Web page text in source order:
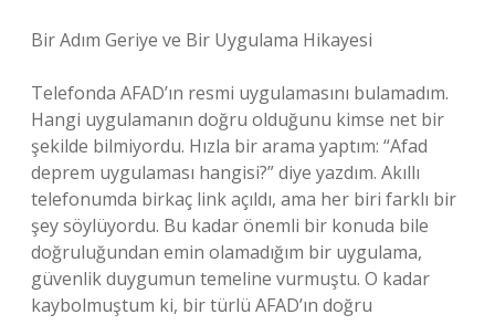
Bir Adım Geriye ve Bir Uygulama Hikayesi
Telefonda AFAD’ın resmi uygulamasını bulamadım.
Hangi uygulamanın doğru olduğunu kimse net bir
şekilde bilmiyordu. Hızla bir arama yaptım: “Afad
deprem uygulaması hangisi?” diye yazdım. Akıllı
telefonumda birkaç link açıldı, ama her biri farklı bir
şey söylüyordu. Bu kadar önemli bir konuda bile
doğruluğundan emin olamadığım bir uygulama,
güvenlik duygumun temeline vurmuştu. O kadar
kaybolmuştum ki, bir türlü AFAD’ın doğru